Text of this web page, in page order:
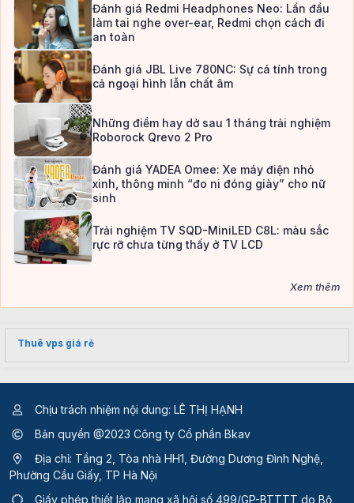
Đánh giá Redmi Headphones Neo: Lần đầu
làm tai nghe over-ear, Redmi chọn cách đi
an toàn
Đánh giá JBL Live 780NC: Sự cá tính trong
cả ngoại hình lẫn chất âm
Những điểm hay dở sau 1 tháng trải nghiệm
Roborock Qrevo 2 Pro
Đánh giá YADEA Omee: Xe máy điện nhỏ
xinh, thông minh “đo ni đóng giày” cho nữ
sinh
Trải nghiệm TV SQD-MiniLED C8L: màu sắc
rực rỡ chưa từng thấy ở TV LCD
Xem thêm
Thuê vps giá rẻ
Chịu trách nhiệm nội dung: LÊ THỊ HẠNH
Bản quyền @2023 Công ty Cổ phần Bkav
Địa chỉ: Tầng 2, Tòa nhà HH1, Đường Dương Đình Nghệ,
Phường Cầu Giấy, TP Hà Nội
Giấy phép thiết lập mạng xã hội số 499/GP-BTTTT do Bộ